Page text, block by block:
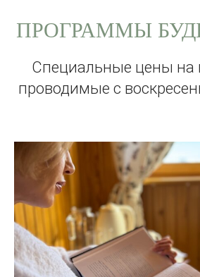
ПРОГРАММЫ
Специальные цены на
проводимые с